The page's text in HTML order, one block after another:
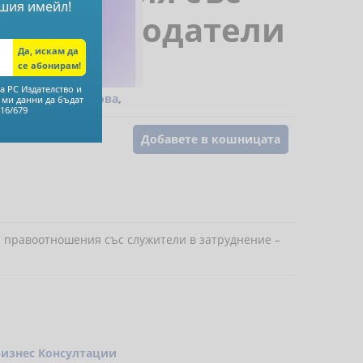
работодатели
,Аспасия Петкова,
Добавете в кошницата
със служители в затруднение –
Консултации
имейл!
РС Издателство и
данни да бъдат
679